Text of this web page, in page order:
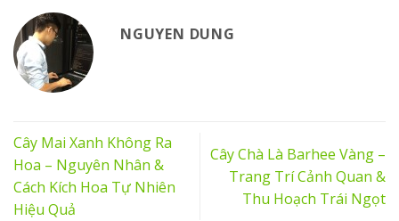
NGUYEN DUNG
Cây Mai Xanh Không Ra
Hoa – Nguyên Nhân &
Cách Kích Hoa Tự Nhiên
Hiệu Quả
Cây Chà Là Barhee Vàng –
Trang Trí Cảnh Quan &
Thu Hoạch Trái Ngọt